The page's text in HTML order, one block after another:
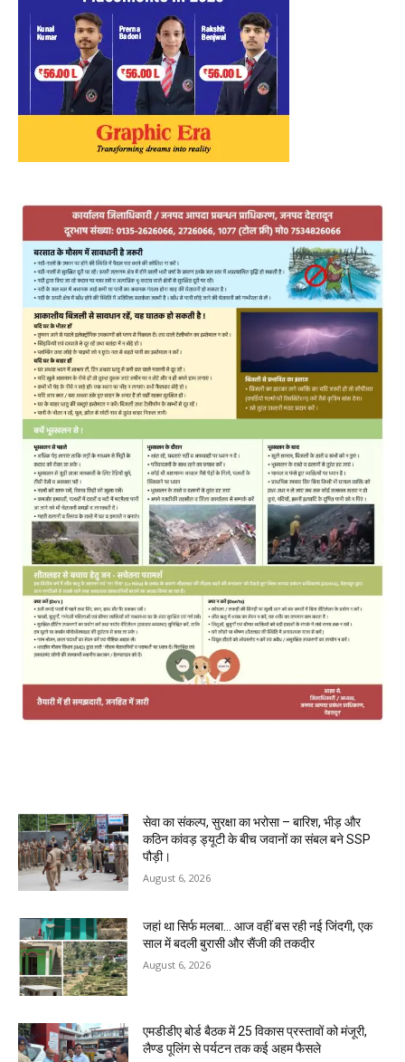
सेवा का संकल्प, सुरक्षा का भरोसा – बारिश, भीड़ और
कठिन कांवड़ ड्यूटी के बीच जवानों का संबल बने SSP
पौड़ी।
August 6, 2026
जहां था सिर्फ मलबा… आज वहीं बस रही नई जिंदगी, एक
साल में बदली बुरासी और सैंजी की तकदीर
August 6, 2026
एमडीडीए बोर्ड बैठक में 25 विकास प्रस्तावों को मंजूरी,
लैण्ड पूलिंग से पर्यटन तक कई अहम फैसले